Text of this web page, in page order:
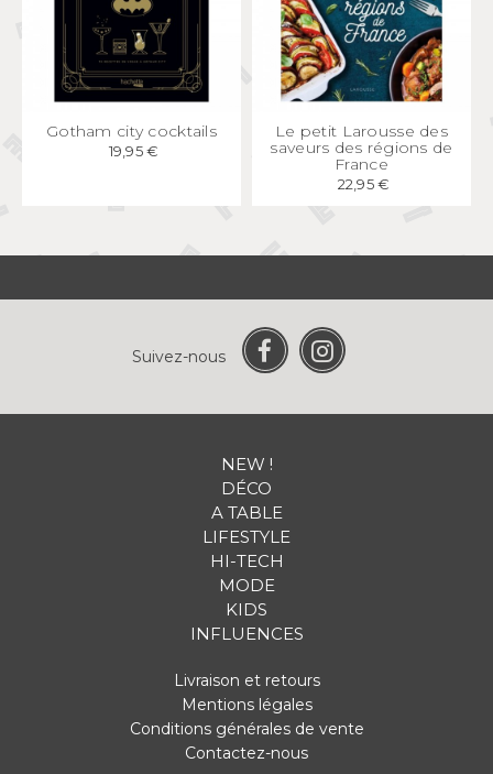
APERÇU RAPIDE
Gotham city cocktails
19,95 €
APERÇU RAPIDE
Le petit Larousse des
saveurs des régions de
France
22,95 €
Suivez-nous
NEW !
DÉCO
A TABLE
LIFESTYLE
HI-TECH
MODE
KIDS
INFLUENCES
Livraison et retours
Mentions légales
Conditions générales de vente
Contactez-nous